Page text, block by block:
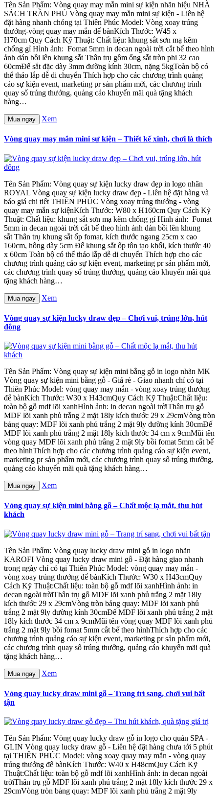
Tên Sản Phẩm: Vòng quay may mắn mini sự kiện nhãn hiệu NHÀ
SÁCH TRẦN PHÚ Vòng quay may mắn mini sự kiện - Liên hệ
đặt hàng nhanh chóng tại Thiên Phúc Model: Vòng xoay trúng
thưởng-vòng quay may mắn để bànKích Thước: W45 x
H70cm Quy Cách Kỹ Thuật: Chất liệu: khung sắt sơn mạ kẽm
chống gỉ Hình ảnh: Fomat 5mm in decan ngoài trời cắt bế theo hình
ảnh dán bồi lên khung sắt Thân trụ gồm ống sắt tròn phi 32 cao
60cmĐế sắt đặc dày 3mm đường kính 30cm, nặng 5kgToàn bộ có
thể tháo lắp dễ di chuyển Thích hợp cho các chương trình quảng
cáo sự kiện event, marketing pr sản phẩm mới, các chương trình
quay số trúng thưởng, quảng cáo khuyến mãi quà tặng khách
hàng…
Mua ngay Xem
Vòng quay may mắn mini sự kiện – Thiết kế xinh, chơi là thích
Tên Sản Phẩm: Vòng quay sự kiện lucky draw đẹp in logo nhãn
ROYAL Vòng quay sự kiện lucky draw đẹp - Liên hệ đặt hàng và
báo giá chi tiết THIÊN PHÚC Vòng xoay trúng thưởng - vòng
quay may mắn sự kiệnKích Thước: W80 x H160cm Quy Cách Kỹ
Thuật: Chất liệu: khung sắt sơn mạ kẽm chống gỉ Hình ảnh: Fomat
5mm in decan ngoài trời cắt bế theo hình ảnh dán bồi lên khung
sắt Thân trụ khung sắt ốp fomat, kích thước ngang 25cm x cao
160cm, hông dày 5cm Đế khung sắt ốp tôn tạo khối, kích thước 40
x 60cm Toàn bộ có thể tháo lắp dễ di chuyển Thích hợp cho các
chương trình quảng cáo sự kiện event, marketing pr sản phẩm mới,
các chương trình quay số trúng thưởng, quảng cáo khuyến mãi quà
tặng khách hàng…
Mua ngay Xem
Vòng quay sự kiện lucky draw đẹp – Chơi vui, trúng lớn, hút
đông
Tên Sản Phẩm: Vòng quay sự kiện mini bằng gỗ in logo nhãn MK
Vòng quay sự kiện mini bằng gỗ - Giá rẻ - Giao nhanh chỉ có tại
Thiên Phúc Model: vòng quay may mắn - vòng xoay trúng thưởng
để bànKích Thước: W30 x H43cmQuy Cách Kỹ Thuật:Chất liệu:
toàn bộ gỗ mdf lõi xanhHình ảnh: in decan ngoài trờiThân trụ gỗ
MDF lõi xanh phủ trắng 2 mặt 18ly kích thước 29 x 29cmVòng tròn
bảng quay: MDF lõi xanh phủ trắng 2 mặt 9ly đường kính 30cmĐế
MDF lõi xanh phủ trắng 2 mặt 18ly kích thước 34 cm x 9cmMũi tên
vòng quay MDF lõi xanh phủ trắng 2 mặt 9ly bồi fomat 5mm cắt bế
theo hìnhThích hợp cho các chương trình quảng cáo sự kiện event,
marketing pr sản phẩm mới, các chương trình quay số trúng thưởng,
quảng cáo khuyến mãi quà tặng khách hàng…
Mua ngay Xem
Vòng quay sự kiện mini bằng gỗ – Chất mộc lạ mắt, thu hút
khách
Tên Sản Phẩm: Vòng quay lucky draw mini gỗ in logo nhãn
KAROFI Vòng quay lucky draw mini gỗ - Đặt hàng giao nhanh
trong ngày chỉ có tại Thiên Phúc Model: vòng quay may mắn -
vòng xoay trúng thưởng để bànKích Thước: W30 x H43cmQuy
Cách Kỹ Thuật:Chất liệu: toàn bộ gỗ mdf lõi xanhHình ảnh: in
decan ngoài trờiThân trụ gỗ MDF lõi xanh phủ trắng 2 mặt 18ly
kích thước 29 x 29cmVòng tròn bảng quay: MDF lõi xanh phủ
trắng 2 mặt 9ly đường kính 30cmĐế MDF lõi xanh phủ trắng 2 mặt
18ly kích thước 34 cm x 9cmMũi tên vòng quay MDF lõi xanh phủ
trắng 2 mặt 9ly bồi fomat 5mm cắt bế theo hìnhThích hợp cho các
chương trình quảng cáo sự kiện event, marketing pr sản phẩm mới,
các chương trình quay số trúng thưởng, quảng cáo khuyến mãi quà
tặng khách hàng…
Mua ngay Xem
Vòng quay lucky draw mini gỗ – Trang trí sang, chơi vui bất
tận
Tên Sản Phẩm: Vòng quay lucky draw gỗ in logo cho quán SPA -
GLIN Vòng quay lucky draw gỗ - Liên hệ đặt hàng chưa tới 5 phút
tại THIÊN PHÚC Model: vòng xoay quay may mắn - vòng quay
trúng thưởng để bànKích Thước: W40 x H48cmQuy Cách Kỹ
Thuật:Chất liệu: toàn bộ gỗ mdf lõi xanhHình ảnh: in decan ngoài
trờiThân trụ gỗ MDF lõi xanh phủ trắng 2 mặt 18ly kích thước 29 x
29cmVòng tròn bảng quay: MDF lõi xanh phủ trắng 2 mặt 9ly